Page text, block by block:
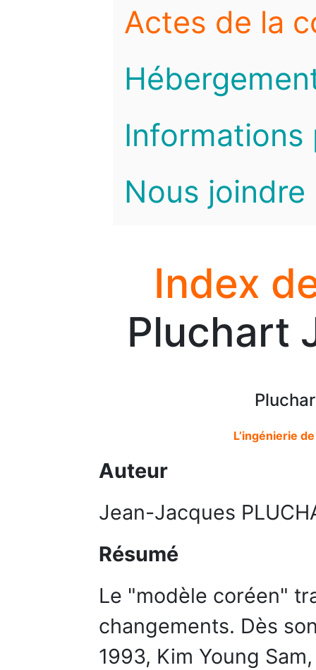
Actes de la
Informations
Nous joindre
Index
Pluchart
L’ingénierie
Auteur
Jean-Jacques
Résumé
Le "modèle coréen"
changements. Dès
1993, Kim Young